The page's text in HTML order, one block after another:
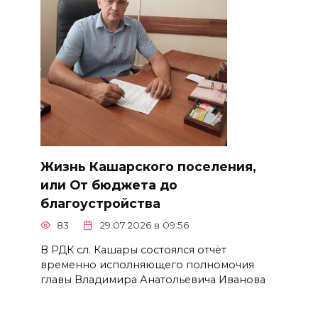
Жизнь Кашарского поселения,
или От бюджета до
благоустройства
83 29.07.2026 в 09:56
В РДК сл. Кашары состоялся отчёт
временно исполняющего полномочия
главы Владимира Анатольевича Иванова